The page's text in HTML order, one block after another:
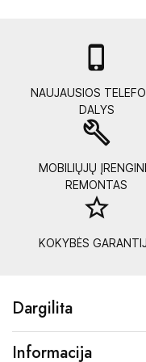

NAUJAUSIOS
DALYS
build
MOBILIŲJŲ
REMONTAS
star_border
KOKYBĖS
Dargilita
Informacija